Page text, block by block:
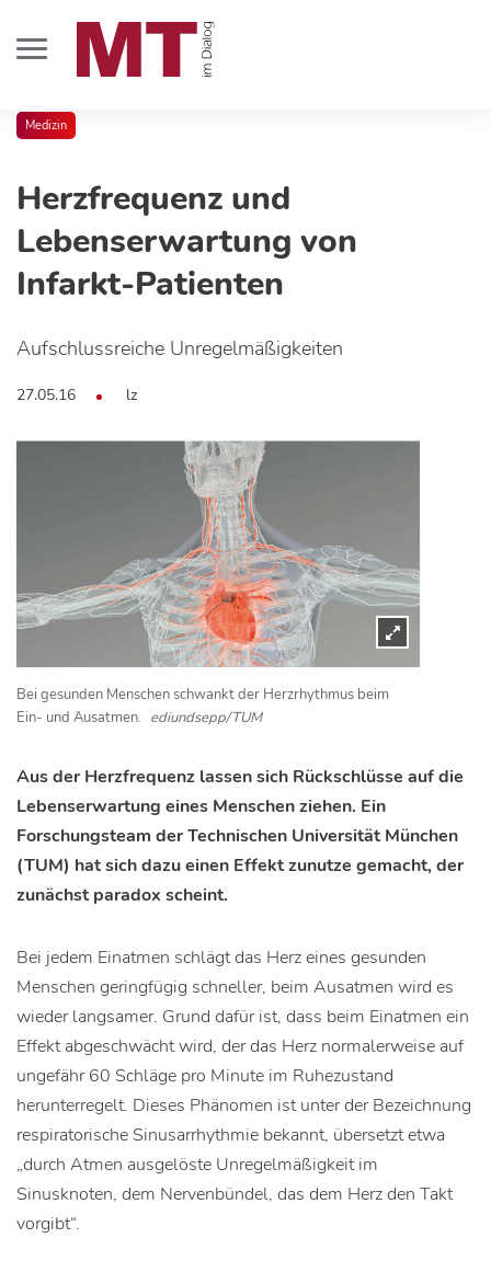
Medizin
Herzfrequenz und
Lebenserwartung von
Infarkt-Patienten
Aufschlussreiche Unregelmäßigkeiten
27.05.16 lz
Bei gesunden Menschen schwankt der Herzrhythmus beim
Ein- und Ausatmen. ediundsepp/TUM
Aus der Herzfrequenz lassen sich Rückschlüsse auf die
Lebenserwartung eines Menschen ziehen. Ein
Forschungsteam der Technischen Universität München
(TUM) hat sich dazu einen Effekt zunutze gemacht, der
zunächst paradox scheint.
Bei jedem Einatmen schlägt das Herz eines gesunden
Menschen geringfügig schneller, beim Ausatmen wird es
wieder langsamer. Grund dafür ist, dass beim Einatmen ein
Effekt abgeschwächt wird, der das Herz normalerweise auf
ungefähr 60 Schläge pro Minute im Ruhezustand
herunterregelt. Dieses Phänomen ist unter der Bezeichnung
respiratorische Sinusarrhythmie bekannt, übersetzt etwa
„durch Atmen ausgelöste Unregelmäßigkeit im
Sinusknoten, dem Nervenbündel, das dem Herz den Takt
vorgibt“.